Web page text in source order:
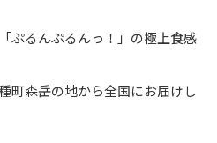
ぷるんぷるんっ！」の極上食感
町森岳の地から全国にお届けし